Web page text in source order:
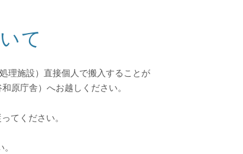
て
理施設）直接個人で搬入することが
原庁舎）へお越しください。
てください。